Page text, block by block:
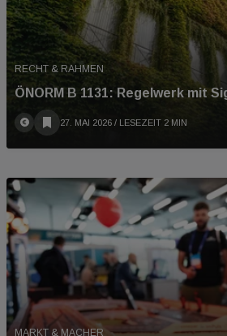
RECHT & RAHMEN
ÖNORM B 1131: Regelwerk mit
27. MAI 2026 / LESEZEIT 2 MIN
MARKT & MACHER